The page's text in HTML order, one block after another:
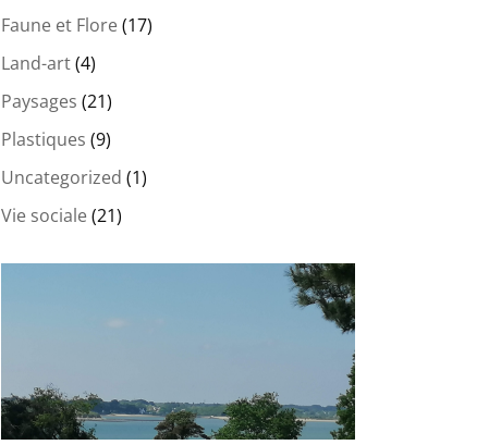
Faune et Flore(17)
Land-art(4)
Paysages (21)
Plastiques (9)
Uncategorized (1)
Vie sociale(21)